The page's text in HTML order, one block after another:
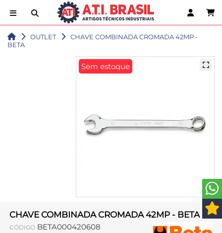
OUTLET
CHAVE COMBINADA CROMADA 42MP -
BETA
Sem estoque
CHAVE COMBINADA CROMADA 42MP - BETA
CÓDIGO BETA000420608